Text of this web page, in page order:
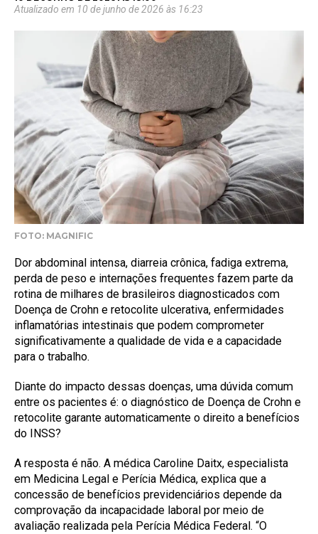
Atualizado em 10 de junho de 2026 às 16:23
FOTO: MAGNIFIC
Dor abdominal intensa, diarreia crônica, fadiga extrema,
perda de peso e internações frequentes fazem parte da
rotina de milhares de brasileiros diagnosticados com
Doença de Crohn e retocolite ulcerativa, enfermidades
inflamatórias intestinais que podem comprometer
significativamente a qualidade de vida e a capacidade
para o trabalho.
Diante do impacto dessas doenças, uma dúvida comum
entre os pacientes é: o diagnóstico de Doença de Crohn e
retocolite garante automaticamente o direito a benefícios
do INSS?
A resposta é não. A médica Caroline Daitx, especialista
em Medicina Legal e Perícia Médica, explica que a
concessão de benefícios previdenciários depende da
comprovação da incapacidade laboral por meio de
avaliação realizada pela Perícia Médica Federal. “O